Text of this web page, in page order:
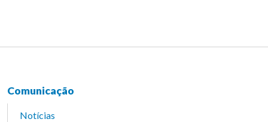
Comunicação
Notícias